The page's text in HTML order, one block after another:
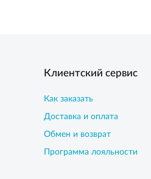
Клиентский сервис
Как заказать
Доставка и оплата
Обмен и возврат
Программа лояльности